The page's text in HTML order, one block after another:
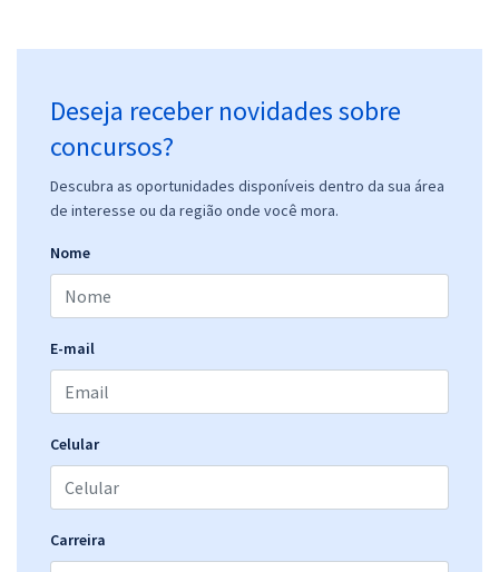
Deseja receber novidades sobre
concursos?
Descubra as oportunidades disponíveis dentro da sua área
de interesse ou da região onde você mora.
Nome
E-mail
Celular
Carreira